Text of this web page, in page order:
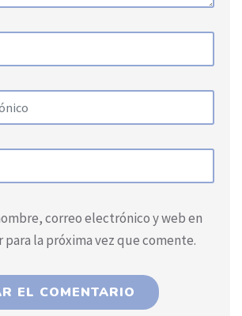
correo electrónico y web en
para la próxima vez que comente.